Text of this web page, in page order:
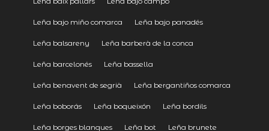
Leña bajo miño comarca Leña bajo panadés
Leña balsareny Leña barberà de la conca
Leña barcelonés Leña bassella
Leña benavent de segrià Leña bergantiños comarca
Leña boborás Leña boqueixón Leña bordils
Leña borges blanques Leña bot Leña brunete